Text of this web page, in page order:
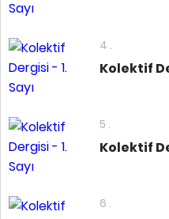
4 .
Kolektif
5 .
Kolektif
6 .